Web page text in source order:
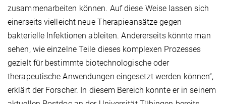
zusammenarbeiten können. Auf diese Weise lassen sich
einerseits vielleicht neue Therapieansätze gegen
bakterielle Infektionen ableiten. Andererseits könnte man
sehen, wie einzelne Teile dieses komplexen Prozesses
gezielt für bestimmte biotechnologische oder
therapeutische Anwendungen eingesetzt werden können“,
erklärt der Forscher. In diesem Bereich konnte er in seinem